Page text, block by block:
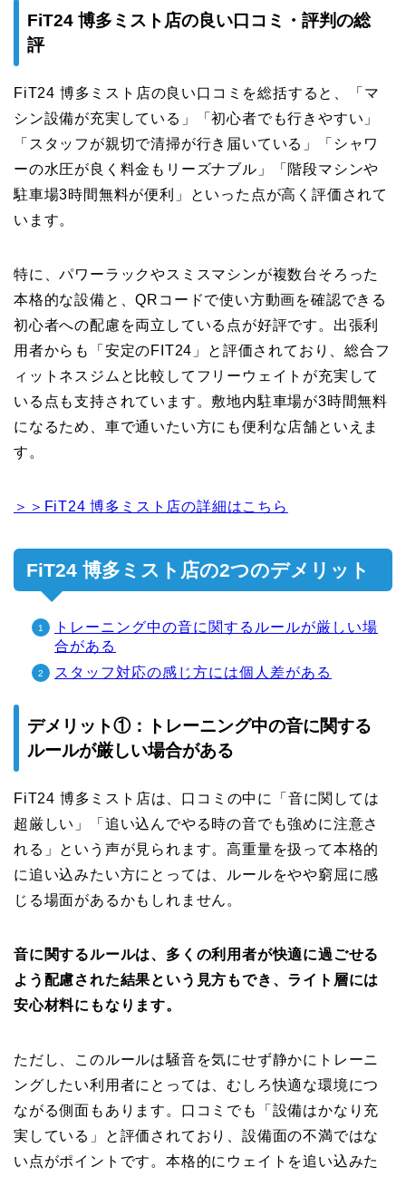
FiT24 博多ミスト店の良い口コミ・評判の総
評
FiT24 博多ミスト店の良い口コミを総括すると、「マ
シン設備が充実している」「初心者でも行きやすい」
「スタッフが親切で清掃が行き届いている」「シャワ
ーの水圧が良く料金もリーズナブル」「階段マシンや
駐車場3時間無料が便利」といった点が高く評価されて
います。
特に、パワーラックやスミスマシンが複数台そろった
本格的な設備と、QRコードで使い方動画を確認できる
初心者への配慮を両立している点が好評です。出張利
用者からも「安定のFIT24」と評価されており、総合フ
ィットネスジムと比較してフリーウェイトが充実して
いる点も支持されています。敷地内駐車場が3時間無料
になるため、車で通いたい方にも便利な店舗といえま
す。
＞＞FiT24 博多ミスト店の詳細はこちら
FiT24 博多ミスト店の2つのデメリット
トレーニング中の音に関するルールが厳しい場
合がある
スタッフ対応の感じ方には個人差がある
デメリット①：トレーニング中の音に関する
ルールが厳しい場合がある
FiT24 博多ミスト店は、口コミの中に「音に関しては
超厳しい」「追い込んでやる時の音でも強めに注意さ
れる」という声が見られます。高重量を扱って本格的
に追い込みたい方にとっては、ルールをやや窮屈に感
じる場面があるかもしれません。
音に関するルールは、多くの利用者が快適に過ごせる
よう配慮された結果という見方もでき、ライト層には
安心材料にもなります。
ただし、このルールは騒音を気にせず静かにトレーニ
ングしたい利用者にとっては、むしろ快適な環境につ
ながる側面もあります。口コミでも「設備はかなり充
実している」と評価されており、設備面の不満ではな
い点がポイントです。本格的にウェイトを追い込みた